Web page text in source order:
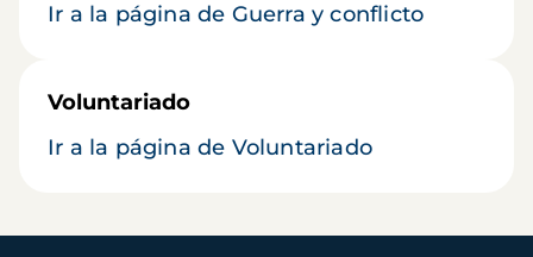
Ir a la página de Guerra y conflicto
Voluntariado
Ir a la página de Voluntariado